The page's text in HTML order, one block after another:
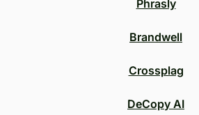
Phrasly
Brandwell
Crossplag
DeCopy AI